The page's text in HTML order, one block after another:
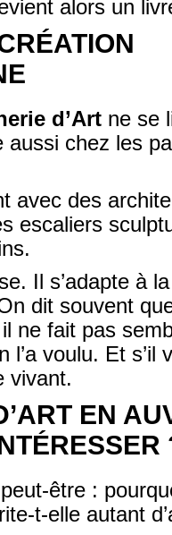
alors un
d’Art ne se
aussi chez les
avec des
escaliers
Il s’adapte à
dit souvent
ne fait pas
l’a voulu. Et s’il
vivant.
EN
être :
t-elle autant